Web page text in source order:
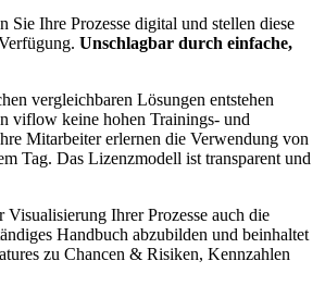
Sie Ihre Prozesse digital und stellen diese
Unschlagbar durch einfache,
vergleichbaren Lösungen entstehen
viflow keine hohen Trainings- und
Mitarbeiter erlernen die Verwendung von
Tag. Das Lizenzmodell ist transparent und
Visualisierung Ihrer Prozesse auch die
Handbuch abzubilden und beinhaltet
zu Chancen & Risiken, Kennzahlen